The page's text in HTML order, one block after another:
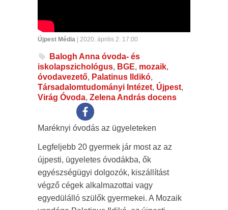
Újpest Média | 2020. április 2. 17:00
Balogh Anna óvoda- és
iskolapszichológus, BGE, mozaik,
óvodavezető, Palatinus Ildikó,
Társadalomtudományi Intézet, Újpest,
Virág Óvoda, Zelena András docens
Maréknyi óvodás az ügyeleteken
Legfeljebb 20 gyermek jár most az az
újpesti, ügyeletes óvodákba, ők
egyészségügyi dolgozók, kiszállítást
végző cégek alkalmazottai vagy
egyedülálló szülők gyermekei. A Mozaik